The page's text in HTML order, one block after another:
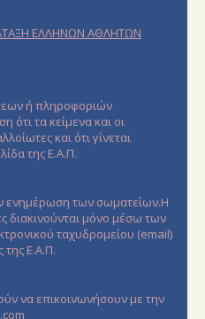
ΕΛΛΗΝΩΝ ΑΘΛΗΤΩΝ
ή πληροφοριών
ότι τα κείμενα και οι
και ότι γίνεται
της Ε.Α.Π.
ενημέρωση των σωματείων.Η
διακινούνται μόνο μέσω των
ταχυδρομείου (email)
της Ε.Α.Π.
να επικοινωνήσουν με την